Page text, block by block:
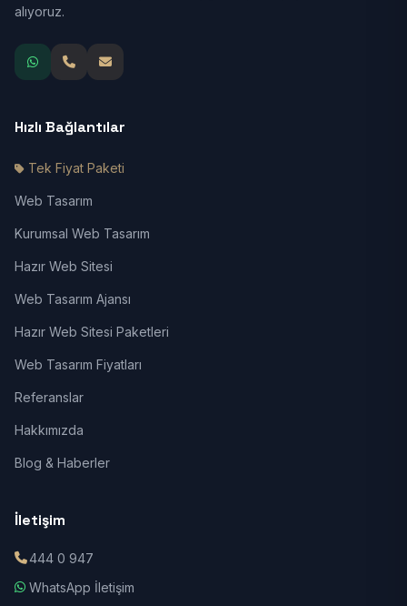
alıyoruz.
Hızlı Bağlantılar
Tek Fiyat Paketi
Web Tasarım
Kurumsal Web Tasarım
Hazır Web Sitesi
Web Tasarım Ajansı
Hazır Web Sitesi Paketleri
Web Tasarım Fiyatları
Referanslar
Hakkımızda
Blog & Haberler
İletişim
444 0 947
WhatsApp İletişim